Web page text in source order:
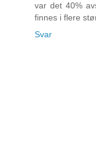
var det 40%
finnes i flere
Svar